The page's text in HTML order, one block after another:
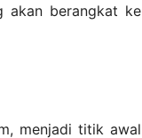
akan berangkat ke
menjadi titik awal